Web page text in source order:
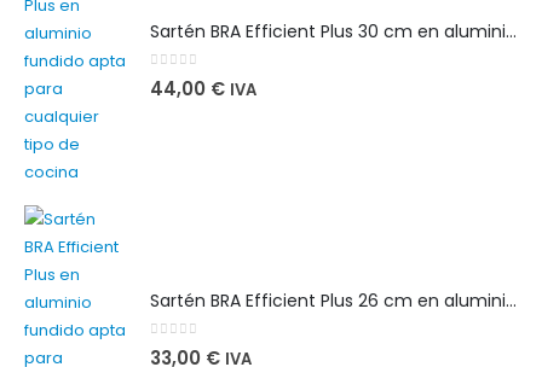
Sartén BRA Efficient Plus 30 cm en aluminio fundido apta para cualquier tipo de cocina
0out of 5
44,00 € IVA
Sartén BRA Efficient Plus 26 cm en aluminio fundido apta para cualquier tipo de cocina
0out of 5
33,00 € IVA